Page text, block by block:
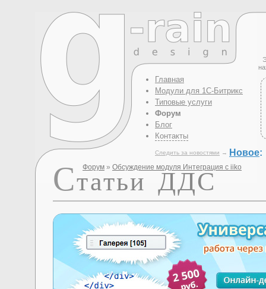
Главная
Модули для 1С-Битрикс
Типовые услуги
Форум
Блог
Контакты
Следить за новостями → Новое:
Форум » Обсуждение модуля Интеграция с iiko
Статьи ДДС